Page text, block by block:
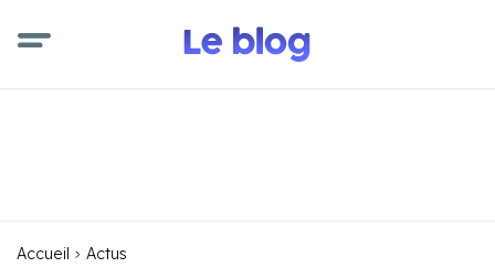
Accueil Actus